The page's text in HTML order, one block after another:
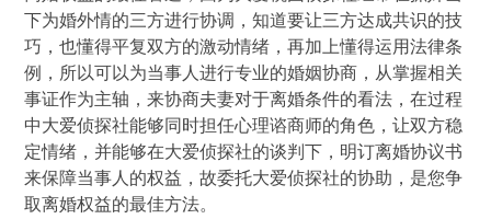
下为婚外情的三方进行协调，知道要让三方达成共识的技
巧，也懂得平复双方的激动情绪，再加上懂得运用法律条
例，所以可以为当事人进行专业的婚姻协商，从掌握相关
事证作为主轴，来协商夫妻对于离婚条件的看法，在过程
中大爱侦探社能够同时担任心理谘商师的角色，让双方稳
定情绪，并能够在大爱侦探社的谈判下，明订离婚协议书
来保障当事人的权益，故委托大爱侦探社的协助，是您争
取离婚权益的最佳方法。